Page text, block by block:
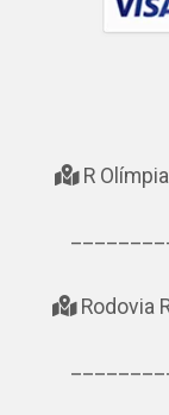
R
Rodovia